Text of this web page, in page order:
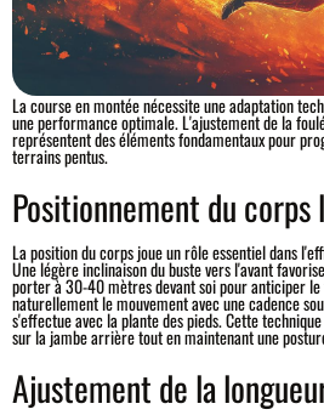
La course en montée nécessite une adaptation
une performance optimale. L'ajustement de la
représentent des éléments fondamentaux pour
terrains pentus.
Positionnement du
La position du corps joue un rôle essentiel dans
Une légère inclinaison du buste vers l'avant
porter à 30-40 mètres devant soi pour anticiper
naturellement le mouvement avec une cadence
s'effectue avec la plante des pieds. Cette
sur la jambe arrière tout en maintenant une
Ajustement de la